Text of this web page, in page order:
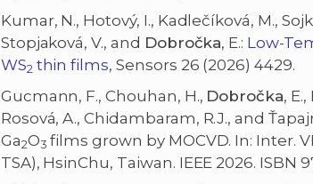
Kumar, N., Hotový, I., Kadlečíková, M.,
Stopjaková, V., and Dobročka, E.: Low-
WS2 thin films, Sensors 26 (2026) 4429.
Gucmann, F., Chouhan, H., Dobročka,
Rosová, A., Chidambaram, R.J., and
Ga2O3 films grown by MOCVD. In: Inter.
TSA), HsinChu, Taiwan. IEEE 2026. ISBN